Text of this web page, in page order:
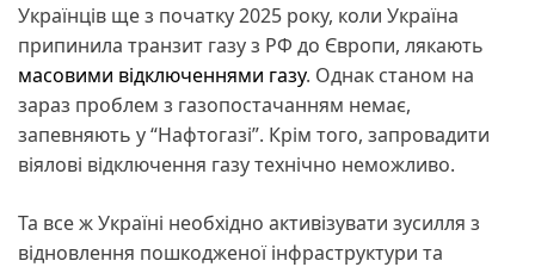
Українців ще з початку 2025 року, коли Україна
припинила транзит газу з РФ до Європи, лякають
масовими відключеннями газу. Однак станом на
зараз проблем з газопостачанням немає,
запевняють у “Нафтогазі”. Крім того, запровадити
віялові відключення газу технічно неможливо.
Та все ж Україні необхідно активізувати зусилля з
відновлення пошкодженої інфраструктури та